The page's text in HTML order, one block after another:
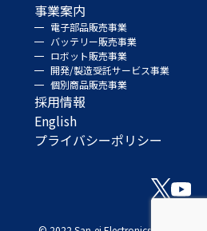
事業案内
電子部品販売事業
バッテリー販売事業
ロボット販売事業
開発/製造受託サービス事業
個別商品販売事業
採用情報
English
プライバシーポリシー